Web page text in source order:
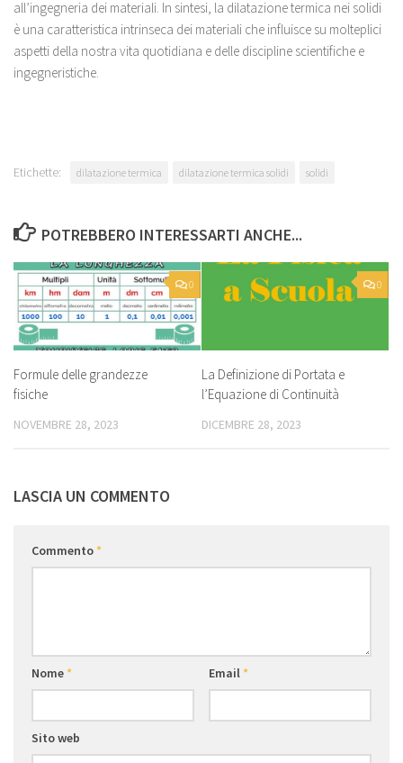
all’ingegneria dei materiali. In sintesi, la dilatazione termica nei solidi
è una caratteristica intrinseca dei materiali che influisce su molteplici
aspetti della nostra vita quotidiana e delle discipline scientifiche e
ingegneristiche.
Etichette: dilatazione termica dilatazione termica solidi solidi
POTREBBERO INTERESSARTI ANCHE...
0
Formule delle grandezze
fisiche
NOVEMBRE 28, 2023
0
La Definizione di Portata e
l’Equazione di Continuità
DICEMBRE 28, 2023
LASCIA UN COMMENTO
Commento*
Nome* Email*
Sito web